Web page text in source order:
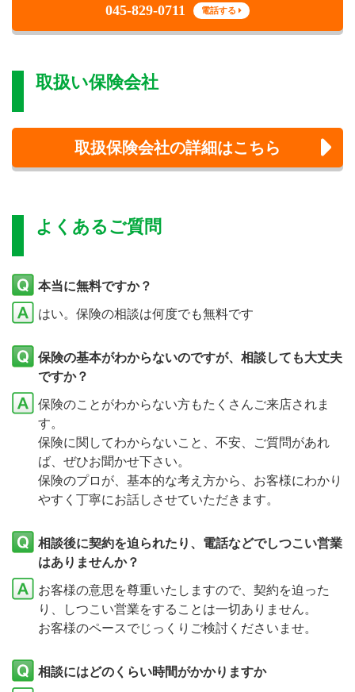
045-829-0711 電話する
取扱い保険会社
取扱保険会社の詳細はこちら
よくあるご質問
本当に無料ですか？
はい。保険の相談は何度でも無料です
保険の基本がわからないのですが、相談しても大丈夫
ですか？
保険のことがわからない方もたくさんご来店されま
す。
保険に関してわからないこと、不安、ご質問があれ
ば、ぜひお聞かせ下さい。
保険のプロが、基本的な考え方から、お客様にわかり
やすく丁寧にお話しさせていただきます。
相談後に契約を迫られたり、電話などでしつこい営業
はありませんか？
お客様の意思を尊重いたしますので、契約を迫った
り、しつこい営業をすることは一切ありません。
お客様のペースでじっくりご検討くださいませ。
相談にはどのくらい時間がかかりますか